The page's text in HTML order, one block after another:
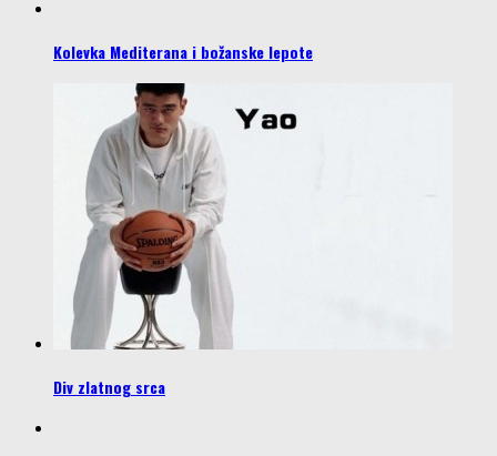
Kolevka Mediterana i božanske lepote
Div zlatnog srca